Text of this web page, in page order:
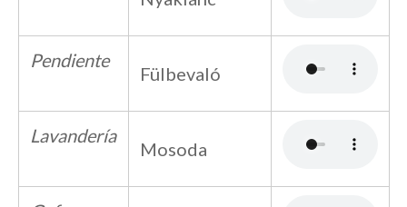
Pendiente
Fülbevaló
Lavandería
Mosoda